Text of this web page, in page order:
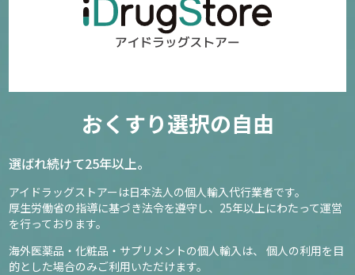
おくすり選択の自由
選ばれ続けて25年以上。
アイドラッグストアーは日本法人の個人輸入代行業者です。
厚生労働省の指導に基づき法令を遵守し、 25年以上にわたって運営
を行っております。
海外医薬品・化粧品・サプリメントの個人輸入は、
個人の利用を目
的とした場合のみご利用いただけます。